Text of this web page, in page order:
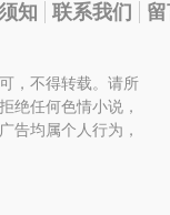
知 联系我们
，不得转载。请所
绝任何色情小说，
告均属个人行为，